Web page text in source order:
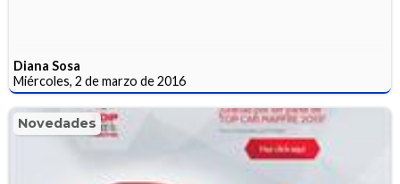
Diana Sosa
Miércoles, 2 de marzo de 2016
Novedades